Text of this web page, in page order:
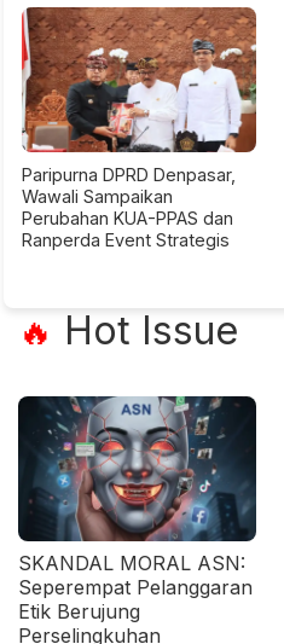
Paripurna DPRD Denpasar,
Wawali Sampaikan
Perubahan KUA-PPAS dan
Ranperda Event Strategis
🔥 Hot Issue
SKANDAL MORAL ASN:
Seperempat Pelanggaran
Etik Berujung
Perselingkuhan